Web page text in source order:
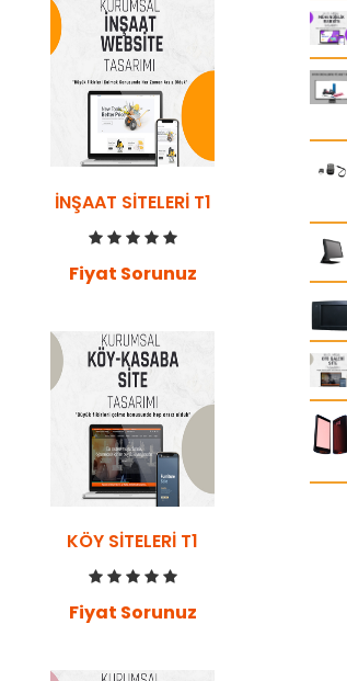
İNŞAAT SITELERI T1
Fiyat Sorunuz
KÖY SITELERI T1
Fiyat Sorunuz